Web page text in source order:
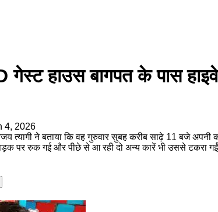
गेस्ट हाउस बागपत के पास
4, 2026
अजय त्यागी ने बताया कि वह गुरुवार सुबह करीब साढ़े 11 बजे
पर रुक गई और पीछे से आ रही दो अन्य कारें भी उससे टकरा